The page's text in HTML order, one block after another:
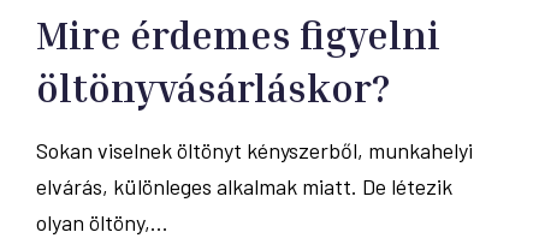
Mire érdemes figyelni
öltönyvásárláskor?
Sokan viselnek öltönyt kényszerből, munkahelyi
elvárás, különleges alkalmak miatt. De létezik
olyan öltöny,...